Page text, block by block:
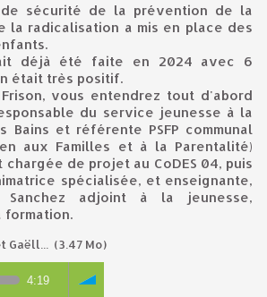
la radicalisation a mis en place des
déjà été faite en 2024 avec 6
était très positif.
vous entendrez tout d'abord
du service jeunesse à la
et référente PSFP communal
aux Familles et à la Parentalité)
de projet au CoDES 04, puis
spécialisée, et enseignante,
adjoint à la jeunesse,
formation.
Gaëll... (3.47 Mo)
4:19